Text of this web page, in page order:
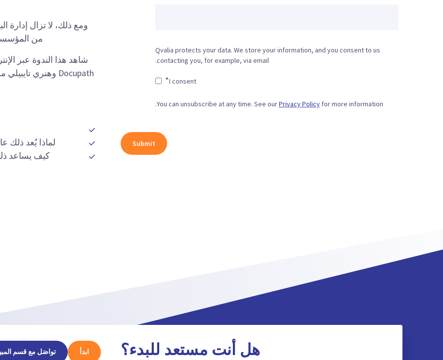
Qvalia protects your data. We store your information, and you consent to us
contacting you, for example, via email.
I consent
*
You can unsubscribe at any time. See ourPrivacy Policy for more information.
ومع ذلك، لا تزال إدارة
من
لماذا يُعد ذلك
كيف يساعد
هل أنت مستعد للبدء؟ ابدأ تواصَل مع قسم